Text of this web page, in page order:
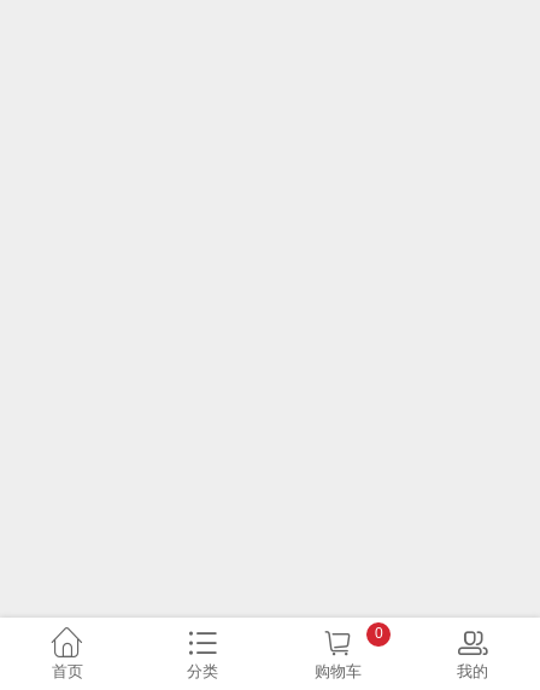
首页 分类 购物车
0
我的